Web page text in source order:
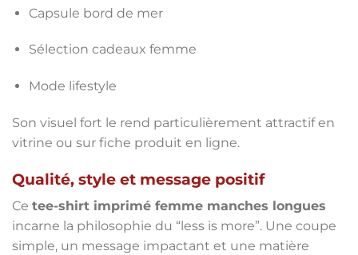
Capsule bord de mer
Sélection cadeaux femme
Mode lifestyle
Son visuel fort le rend particulièrement attractif en
vitrine ou sur fiche produit en ligne.
Qualité, style et message positif
Ce tee-shirt imprimé femme manches longues
incarne la philosophie du “less is more”. Une coupe
simple, un message impactant et une matière